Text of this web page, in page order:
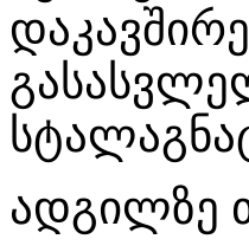
ადგილზე